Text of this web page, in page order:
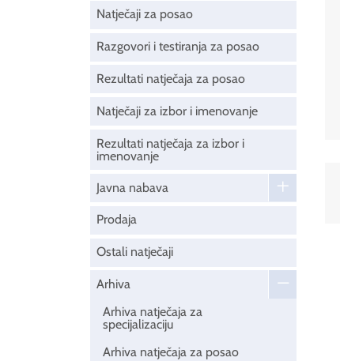
Natječaji za posao
Razgovori i testiranja za posao
Rezultati natječaja za posao
Natječaji za izbor i imenovanje
Rezultati natječaja za izbor i
imenovanje
Javna nabava
Prodaja
Ostali natječaji
Arhiva
Arhiva natječaja za
specijalizaciju
Arhiva natječaja za posao